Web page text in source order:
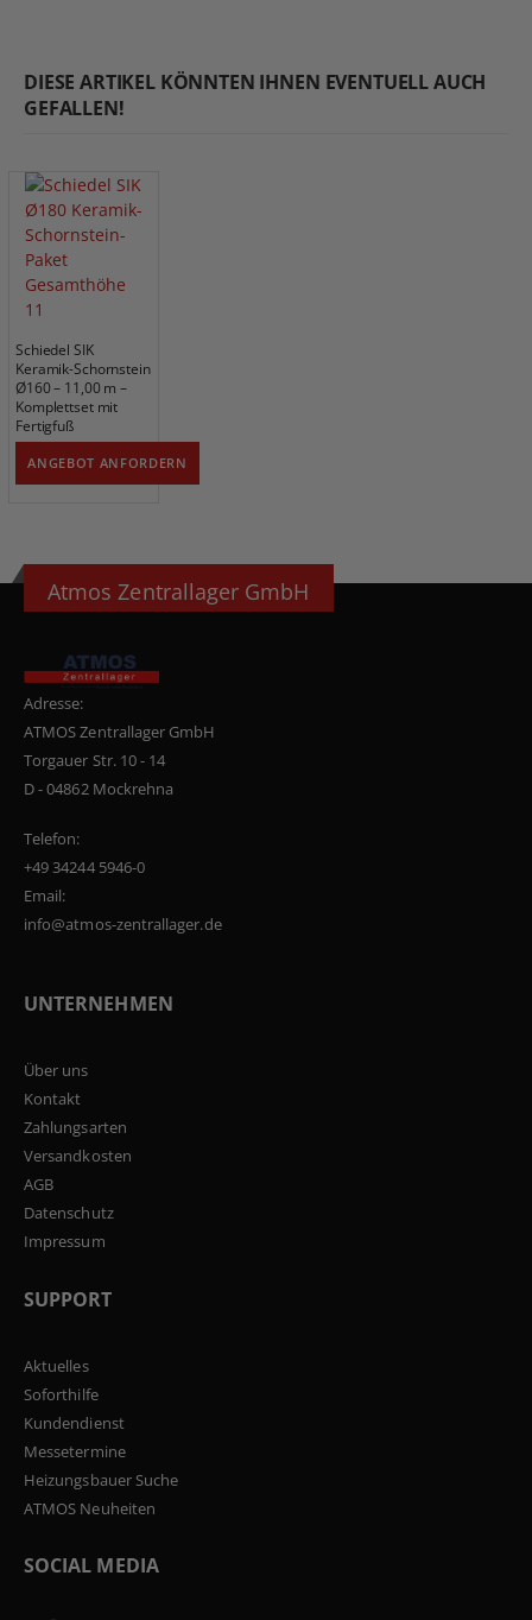
DIESE ARTIKEL KÖNNTEN IHNEN EVENTUELL AUCH
GEFALLEN!
Schiedel SIK
Keramik-Schornstein
Ø160 – 11,00 m –
Komplettset mit
Fertigfuß
ANGEBOT ANFORDERN
Atmos Zentrallager GmbH
Adresse:
ATMOS Zentrallager GmbH
Torgauer Str. 10 - 14
D - 04862 Mockrehna
Telefon:
+49 34244 5946-0
Email:
info@atmos-zentrallager.de
UNTERNEHMEN
Über uns
Kontakt
Zahlungsarten
Versandkosten
AGB
Datenschutz
Impressum
SUPPORT
Aktuelles
Soforthilfe
Kundendienst
Messetermine
Heizungsbauer Suche
ATMOS Neuheiten
SOCIAL MEDIA